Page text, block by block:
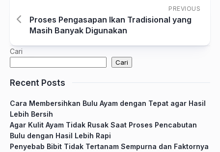
PREVIOUS
Proses Pengasapan Ikan Tradisional yang
Masih Banyak Digunakan
Cari
Cari
Recent Posts
Cara Membersihkan Bulu Ayam dengan Tepat agar Hasil
Lebih Bersih
Agar Kulit Ayam Tidak Rusak Saat Proses Pencabutan
Bulu dengan Hasil Lebih Rapi
Penyebab Bibit Tidak Tertanam Sempurna dan Faktornya